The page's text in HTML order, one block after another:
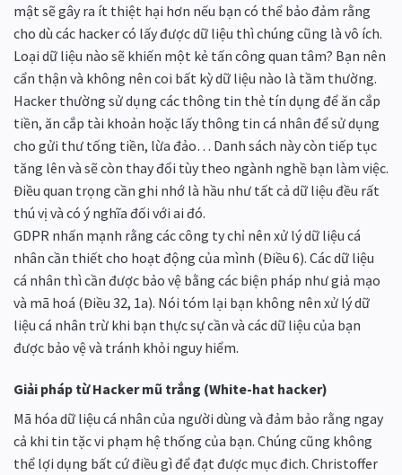
mật sẽ gây ra ít thiệt hại hơn nếu bạn có thể bảo đảm rằng
cho dù các hacker có lấy được dữ liệu thì chúng cũng là vô ích.
Loại dữ liệu nào sẽ khiến một kẻ tấn công quan tâm? Bạn nên
cẩn thận và không nên coi bất kỳ dữ liệu nào là tầm thường.
Hacker thường sử dụng các thông tin thẻ tín dụng để ăn cắp
tiền, ăn cắp tài khoản hoặc lấy thông tin cá nhân để sử dụng
cho gửi thư tống tiền, lừa đảo… Danh sách này còn tiếp tục
tăng lên và sẽ còn thay đổi tùy theo ngành nghề bạn làm việc.
Điều quan trọng cần ghi nhớ là hầu như tất cả dữ liệu đều rất
thú vị và có ý nghĩa đối với ai đó.
GDPR nhấn mạnh rằng các công ty chỉ nên xử lý dữ liệu cá
nhân cần thiết cho hoạt động của mình (Điều 6). Các dữ liệu
cá nhân thì cần được bảo vệ bằng các biện pháp như giả mạo
và mã hoá (Điều 32, 1a). Nói tóm lại bạn không nên xử lý dữ
liệu cá nhân trừ khi bạn thực sự cần và các dữ liệu của bạn
được bảo vệ và tránh khỏi nguy hiểm.
Giải pháp từ Hacker mũ trắng (White-hat hacker)
Mã hóa dữ liệu cá nhân của người dùng và đảm bảo rằng ngay
cả khi tin tặc vi phạm hệ thống của bạn. Chúng cũng không
thể lợi dụng bất cứ điều gì để đạt được mục đich. Christoffer